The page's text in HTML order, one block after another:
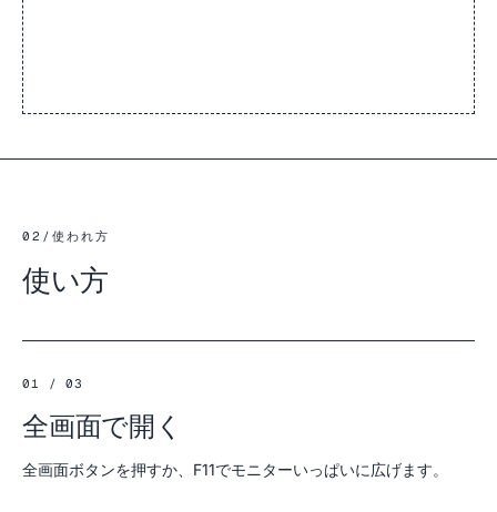
02 / 使われ方
使い方
01 / 03
全画面で開く
全画面ボタンを押すか、F11でモニターいっぱいに広げます。